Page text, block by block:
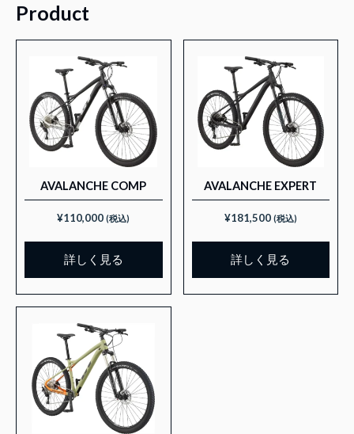
Product
AVALANCHE COMP
¥110,000 (税込)
詳しく見る
AVALANCHE EXPERT
¥181,500 (税込)
詳しく見る